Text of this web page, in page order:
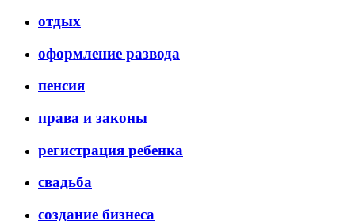
отдых
оформление развода
пенсия
права и законы
регистрация ребенка
свадьба
создание бизнеса